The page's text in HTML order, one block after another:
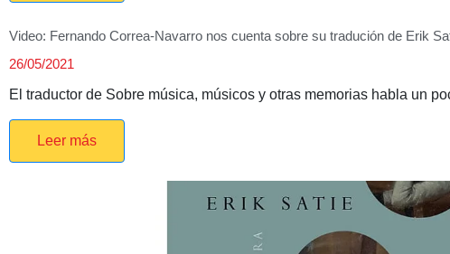
Video: Fernando Correa-Navarro nos cuenta sobre su tradución de Erik
26/05/2021
El traductor de Sobre música, músicos y otras memorias habla un
Leer más